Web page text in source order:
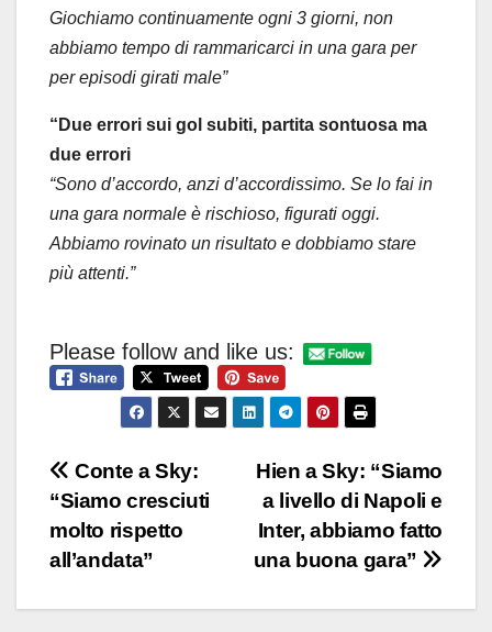
Giochiamo continuamente ogni 3 giorni, non
abbiamo tempo di rammaricarci in una gara per
per episodi girati male”
“Due errori sui gol subiti, partita sontuosa ma
due errori
“Sono d’accordo, anzi d’accordissimo. Se lo fai in
una gara normale è rischioso, figurati oggi.
Abbiamo rovinato un risultato e dobbiamo stare
più attenti.”
Please follow and like us:
Navigazione
articoli
Hien a Sky: “Siamo
a livello di Napoli e
Inter, abbiamo fatto
una buona gara”
Conte a Sky:
“Siamo cresciuti
molto rispetto
all’andata”